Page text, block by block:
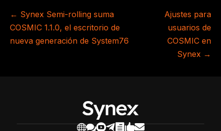
← Synex Semi-rolling suma
COSMIC 1.1.0, el escritorio de
nueva generación de System76
Ajustes para
usuarios de
COSMIC en
Synex →
